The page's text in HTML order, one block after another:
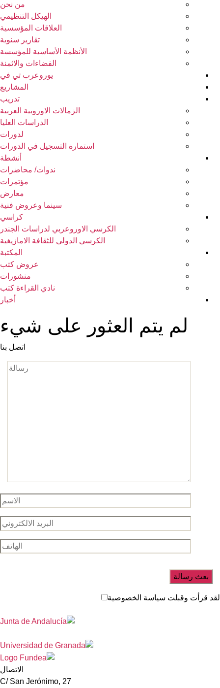
من نحن
الهيكل التنظيمي
العلاقات المؤسسية
تقارير سنوية
الأنظمة الأساسية للمؤسسة
الفضاءات والاثمنة
يوروعرب تي في
المشاريع
تدريب
الزمالات الاوروبية العربية
الدراسات العليا
لدورات
استمارة التسجيل في الدورات
أنشطة
ندوات/ محاضرات
مؤتمرات
معارض
سينما وعروض فنية
كراسي
الكرسي الاوروعربي لدراسات الجندر
الكرسي الدولي للثقافة الامازيغية
المكتبة
عروض كتب
منشورات
نادي القراءة كتب
أخبار
لم يتم العثور على شيء
اتصل بنا
قرأت وقبلت سياسة الخصوصية
الاتصال
C/ San Jerónimo, 27